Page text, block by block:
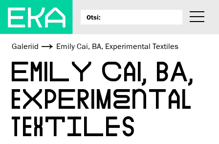
Galeriid Emily Cai, BA, Experimental Textiles
EMILY CAI, BA,
EXPERIMENTAL
TEXTILES